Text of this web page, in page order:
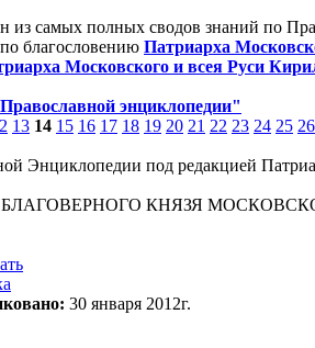
из самых полных сводов знаний по
благословению Патриарха
Московского и всея Руси
энциклопедии"
13 14 15 16 17 18 19 20 21 22 23 24 25 26
Энциклопедии под редакцией
КНЯЗЯ
30 января 2012г.